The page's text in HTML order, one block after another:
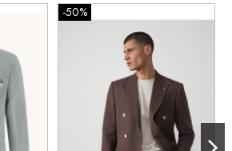
-50%